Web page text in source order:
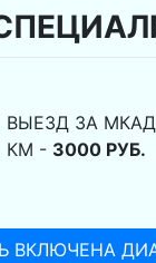
ВЫЕЗД ЗА
КМ - 3000 РУБ.
ВКЛЮЧЕНА